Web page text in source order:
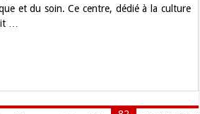
Court
et du soin. Ce centre, dédié à la culture
…